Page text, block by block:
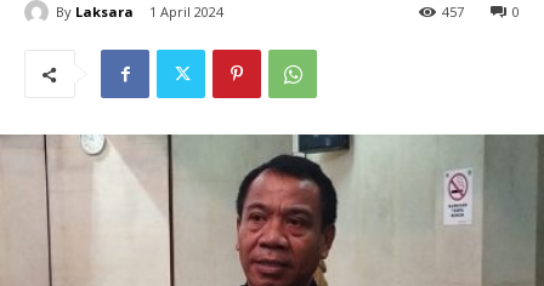
By Laksara 1 April 2024 0
457